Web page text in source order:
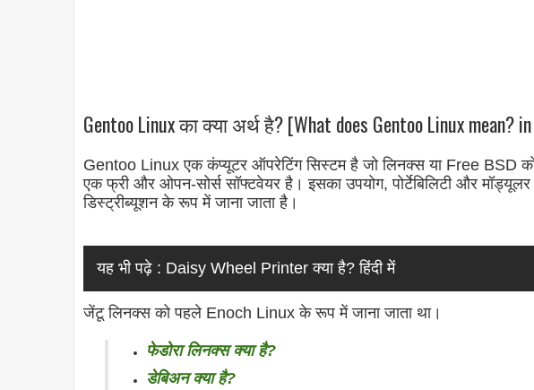
Gentoo Linux का क्या अर्थ है? [What does Gentoo Linux mean?
Gentoo Linux एक कंप्यूटर ऑपरेटिंग सिस्टम है जो लिनक्स या Free BSD
एक फ्री और ओपन-सोर्स सॉफ्टवेयर है। इसका उपयोग, पोर्टेबिलिटी और
डिस्ट्रीब्यूशन के रूप में जाना जाता है।
यह भी पढ़े : Daisy Wheel Printer क्या है? हिंदी में
जेंटू लिनक्स को पहले Enoch Linux के रूप में जाना जाता था।
फेडोरा लिनक्स क्या है?
डेबिअन क्या है?